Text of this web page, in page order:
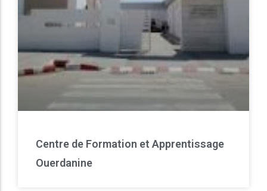
Centre de Formation et Apprentissage
Ouerdanine